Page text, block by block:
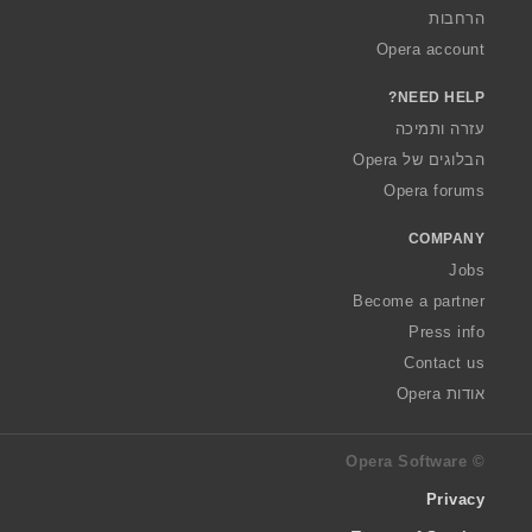
הרחבות
Opera account
NEED HELP?
עזרה ותמיכה
הבלוגים של Opera
Opera forums
COMPANY
Jobs
Become a partner
Press info
Contact us
אודות Opera
© Opera Software
Privacy